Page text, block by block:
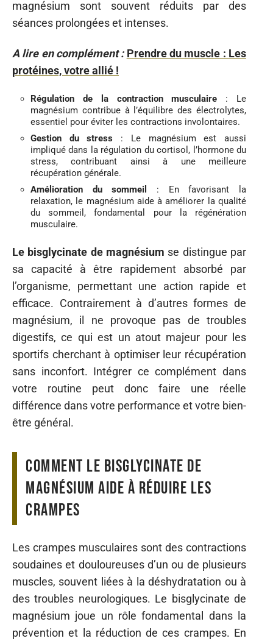
magnésium sont souvent réduits par des
séances prolongées et intenses.
A lire en complément : Prendre du muscle : Les
protéines, votre allié !
Régulation de la contraction musculaire : Le
magnésium contribue à l’équilibre des électrolytes,
essentiel pour éviter les contractions involontaires.
Gestion du stress : Le magnésium est aussi
impliqué dans la régulation du cortisol, l’hormone du
stress, contribuant ainsi à une meilleure
récupération générale.
Amélioration du sommeil
: En favorisant la
relaxation, le magnésium aide à améliorer la qualité
du sommeil, fondamental pour la régénération
musculaire.
Le bisglycinate de magnésium se distingue par
sa capacité à être rapidement absorbé par
l’organisme, permettant une action rapide et
efficace. Contrairement à d’autres formes de
magnésium, il ne provoque pas de troubles
digestifs, ce qui est un atout majeur pour les
sportifs cherchant à optimiser leur récupération
sans inconfort. Intégrer ce complément dans
votre routine peut donc faire une réelle
différence dans votre performance et votre bien-
être général.
Comment le bisglycinate de
magnésium aide à réduire les
crampes
Les crampes musculaires sont des contractions
soudaines et douloureuses d’un ou de plusieurs
muscles, souvent liées à la déshydratation ou à
des troubles neurologiques. Le bisglycinate de
magnésium joue un rôle fondamental dans la
prévention et la réduction de ces crampes. En